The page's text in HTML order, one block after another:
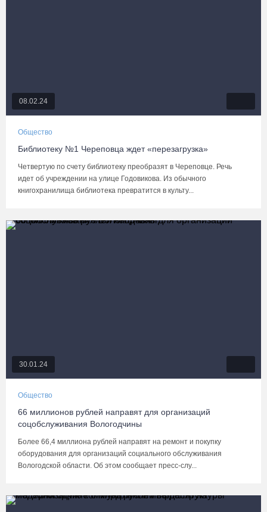
08.02.24
Общество
Библиотеку №1 Череповца ждет «перезагрузка»
Четвертую по счету библиотеку преобразят в Череповце. Речь
идет об учреждении на улице Годовикова. Из обычного
книгохранилища библиотека превратится в культу...
30.01.24
Общество
66 миллионов рублей направят для организаций
соцобслуживания Вологодчины
Более 66,4 миллиона рублей направят на ремонт и покупку
оборудования для организаций социального обслуживания
Вологодской области. Об этом сообщает пресс-слу...